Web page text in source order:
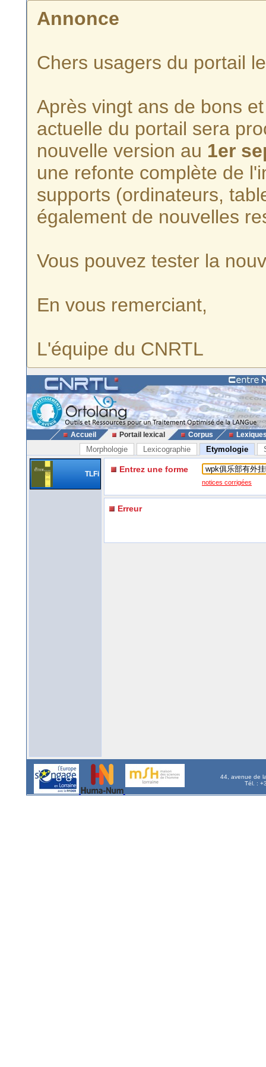
Annonce
Chers usagers du portail
Après vingt ans de bons
actuelle du portail sera
nouvelle version au 1er
une refonte complète de
supports (ordinateurs,
également de nouvelles
Vous pouvez tester la
En vous remerciant,
L'équipe du CNRTL
Accueil Portail lexical Corpus
Morphologie Lexicographie Etymologie
TLFi Entrez une forme
notices corrigées
Erreur
44, avenue de
Tél. :